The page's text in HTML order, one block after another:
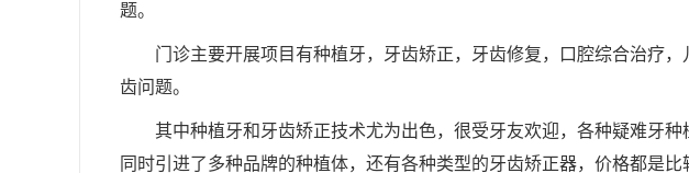
题。
门诊主要开展项目有种植牙，牙齿矫正，牙齿修复，口腔综合治疗
齿问题。
其中种植牙和牙齿矫正技术尤为出色，很受牙友欢迎，各种疑难牙种
同时引进了多种品牌的种植体，还有各种类型的牙齿矫正器，价格都是